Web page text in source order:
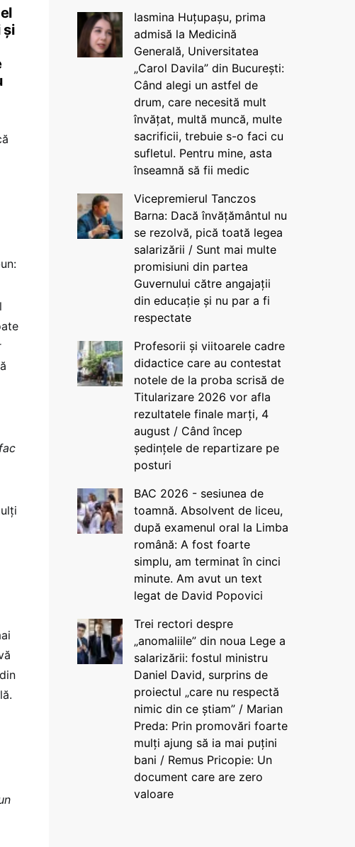
și
Iasmina Huțupașu, prima
admisă la Medicină
Generală, Universitatea
„Carol Davila” din București:
Când alegi un astfel de
drum, care necesită mult
învățat, multă muncă, multe
sacrificii, trebuie s-o faci cu
sufletul. Pentru mine, asta
înseamnă să fii medic
Vicepremierul Tanczos
Barna: Dacă învățământul nu
se rezolvă, pică toată legea
salarizării / Sunt mai multe
promisiuni din partea
Guvernului către angajații
din educație și nu par a fi
respectate
Profesorii și viitoarele cadre
didactice care au contestat
notele de la proba scrisă de
Titularizare 2026 vor afla
rezultatele finale marți, 4
august / Când încep
ședințele de repartizare pe
posturi
BAC 2026 - sesiunea de
toamnă. Absolvent de liceu,
după examenul oral la Limba
română: A fost foarte
simplu, am terminat în cinci
minute. Am avut un text
legat de David Popovici
Trei rectori despre
„anomaliile” din noua Lege a
salarizării: fostul ministru
Daniel David, surprins de
proiectul „care nu respectă
nimic din ce știam” / Marian
Preda: Prin promovări foarte
mulți ajung să ia mai puțini
bani / Remus Pricopie: Un
document care are zero
valoare